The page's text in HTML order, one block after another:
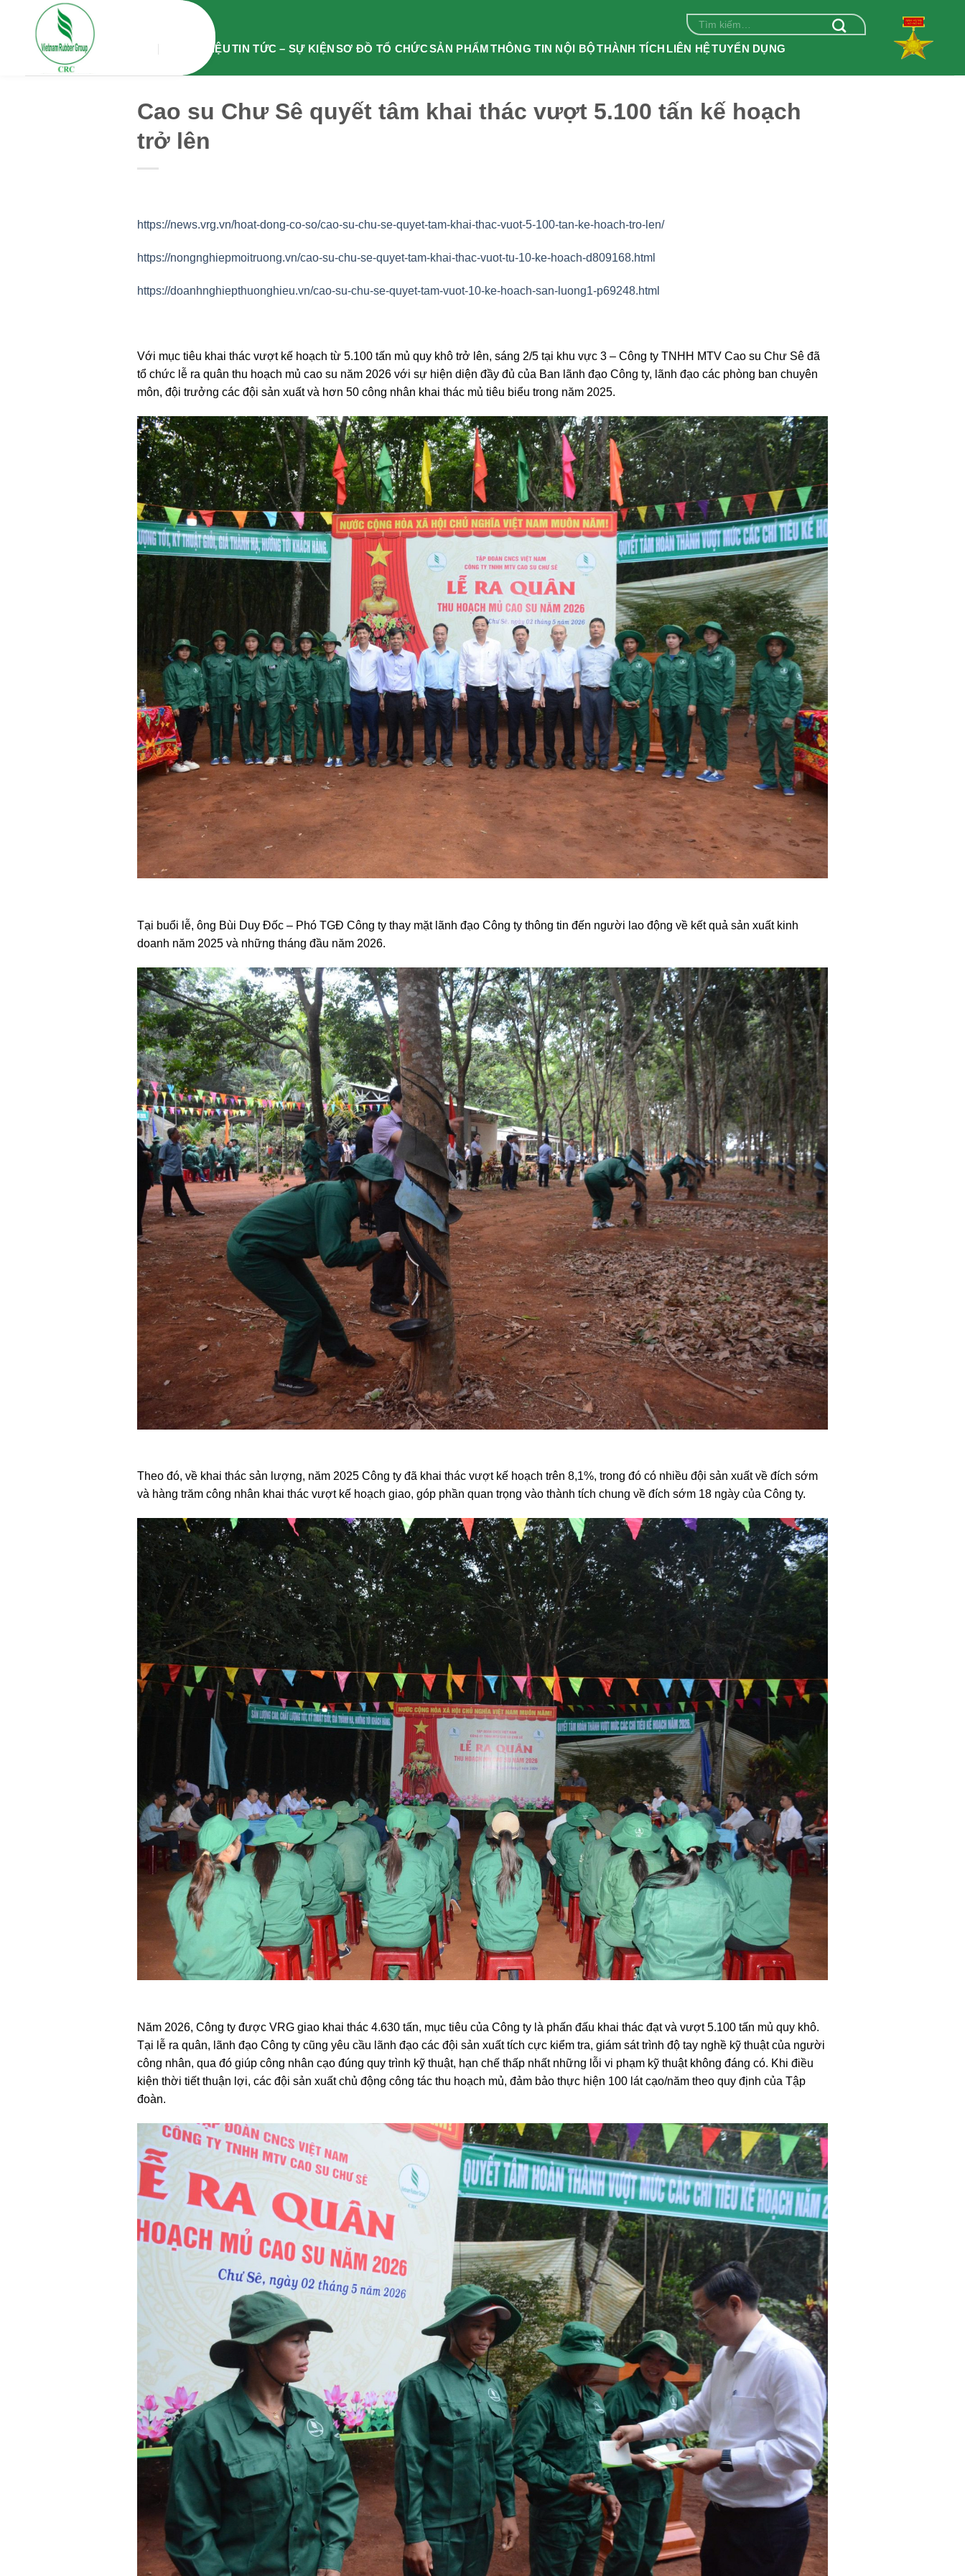
Tìm
kiếm:
GIỚI THIỆUTIN TỨC – SỰ KIỆNSƠ ĐỒ TỔ CHỨCSẢN PHẨM THÔNG TIN NỘI BỘTHÀNH TÍCH LIÊN HỆTUYỂN DỤNG
Cao su Chư Sê quyết tâm khai thác vượt 5.100 tấn kế hoạch
trở lên
https://news.vrg.vn/hoat-dong-co-so/cao-su-chu-se-quyet-tam-khai-thac-vuot-5-100-tan-ke-hoach-tro-len/
https://nongnghiepmoitruong.vn/cao-su-chu-se-quyet-tam-khai-thac-vuot-tu-10-ke-hoach-d809168.html
https://doanhnghiepthuonghieu.vn/cao-su-chu-se-quyet-tam-vuot-10-ke-hoach-san-luong1-p69248.html
Với mục tiêu khai thác vượt kế hoạch từ 5.100 tấn mủ quy khô trở lên, sáng 2/5 tại khu vực 3 – Công ty TNHH MTV Cao su Chư Sê đã
tổ chức lễ ra quân thu hoạch mủ cao su năm 2026 với sự hiện diện đầy đủ của Ban lãnh đạo Công ty, lãnh đạo các phòng ban chuyên
môn, đội trưởng các đội sản xuất và hơn 50 công nhân khai thác mủ tiêu biểu trong năm 2025.
Tại buổi lễ, ông Bùi Duy Đốc – Phó TGĐ Công ty thay mặt lãnh đạo Công ty thông tin đến người lao động về kết quả sản xuất kinh
doanh năm 2025 và những tháng đầu năm 2026.
Theo đó, về khai thác sản lượng, năm 2025 Công ty đã khai thác vượt kế hoạch trên 8,1%, trong đó có nhiều đội sản xuất về đích sớm
và hàng trăm công nhân khai thác vượt kế hoạch giao, góp phần quan trọng vào thành tích chung về đích sớm 18 ngày của Công ty.
Năm 2026, Công ty được VRG giao khai thác 4.630 tấn, mục tiêu của Công ty là phấn đấu khai thác đạt và vượt 5.100 tấn mủ quy khô.
Tại lễ ra quân, lãnh đạo Công ty cũng yêu cầu lãnh đạo các đội sản xuất tích cực kiểm tra, giám sát trình độ tay nghề kỹ thuật của người
công nhân, qua đó giúp công nhân cạo đúng quy trình kỹ thuật, hạn chế thấp nhất những lỗi vi phạm kỹ thuật không đáng có. Khi điều
kiện thời tiết thuận lợi, các đội sản xuất chủ động công tác thu hoạch mủ, đảm bảo thực hiện 100 lát cạo/năm theo quy định của Tập
đoàn.